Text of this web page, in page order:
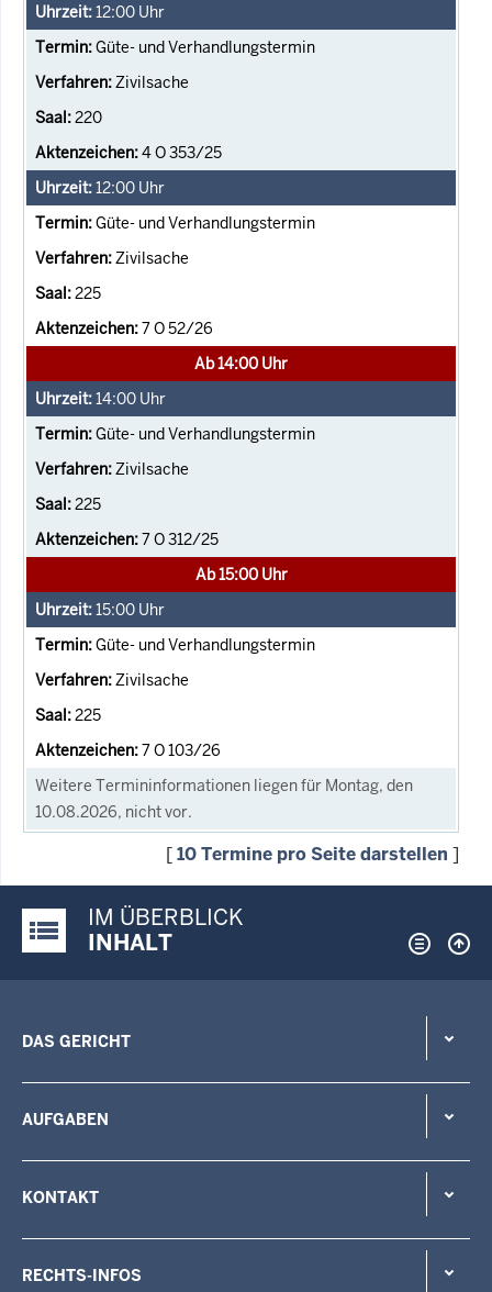
12:00 Uhr
Güte- und Verhandlungstermin
Zivilsache
220
4 O 353/25
12:00 Uhr
Güte- und Verhandlungstermin
Zivilsache
225
7 O 52/26
Ab 14:00 Uhr
14:00 Uhr
Güte- und Verhandlungstermin
Zivilsache
225
7 O 312/25
Ab 15:00 Uhr
15:00 Uhr
Güte- und Verhandlungstermin
Zivilsache
225
7 O 103/26
Weitere Termininformationen liegen für Montag, den
10.08.2026, nicht vor.
[10 Termine pro Seite darstellen ]
Justiz-Portal im Überblick:
IM ÜBERBLICK
INHALT
DAS GERICHT
AUFGABEN
KONTAKT
RECHTS-INFOS